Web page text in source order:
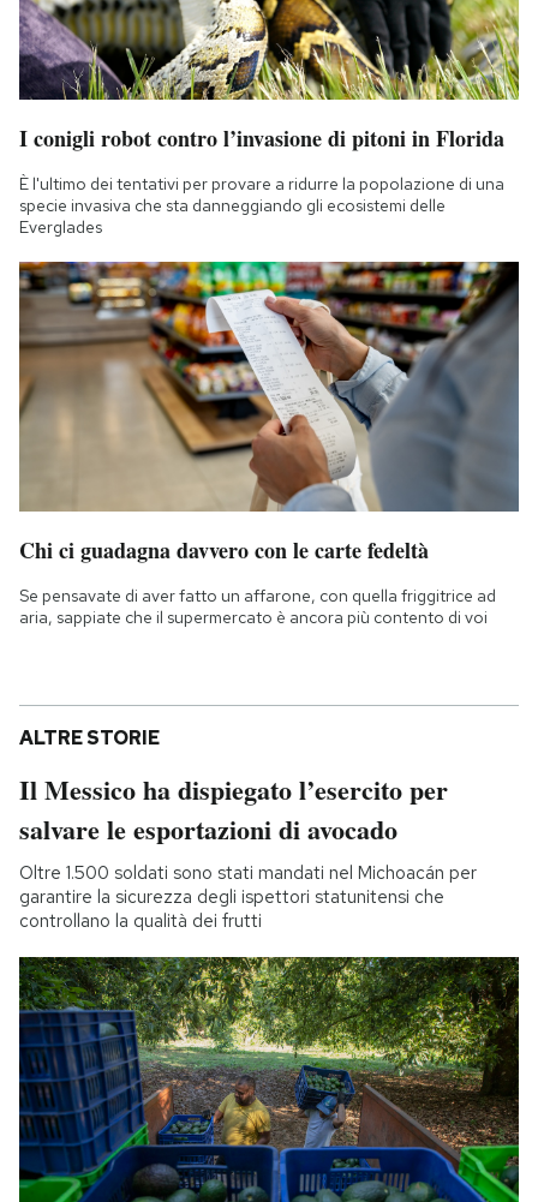
I conigli robot contro l’invasione di pitoni in Florida
È l'ultimo dei tentativi per provare a ridurre la popolazione di una
specie invasiva che sta danneggiando gli ecosistemi delle
Everglades
Chi ci guadagna davvero con le carte fedeltà
Se pensavate di aver fatto un affarone, con quella friggitrice ad
aria, sappiate che il supermercato è ancora più contento di voi
ALTRE STORIE
Il Messico ha dispiegato l’esercito per
salvare le esportazioni di avocado
Oltre 1.500 soldati sono stati mandati nel Michoacán per
garantire la sicurezza degli ispettori statunitensi che
controllano la qualità dei frutti